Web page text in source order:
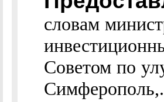
словам
Советом по